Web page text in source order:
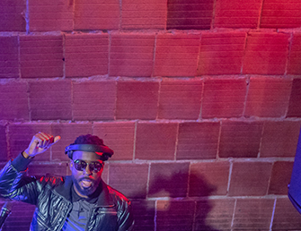
history
Tìm đơn vị lắp đặt
Liên hệ kinh doanh